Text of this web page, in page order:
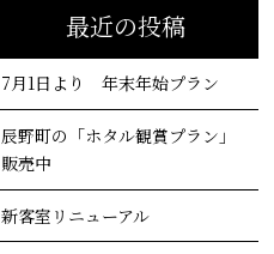
最近の投稿
7月1日より 年末年始プラン
辰野町の「ホタル観賞プラン」
販売中
新客室リニューアル